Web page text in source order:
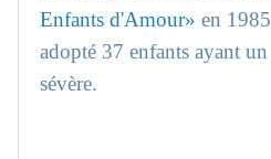
Enfants d'Amour» en
adopté 37 enfants ayant
sévère.